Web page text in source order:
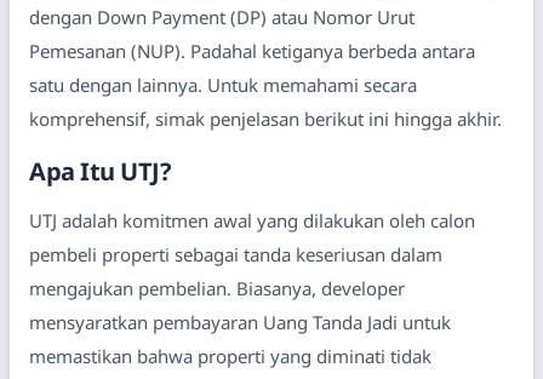
dengan Down Payment (DP) atau Nomor Urut
Pemesanan (NUP). Padahal ketiganya berbeda antara
satu dengan lainnya. Untuk memahami secara
komprehensif, simak penjelasan berikut ini hingga akhir.
Apa Itu UTJ?
UTJ adalah komitmen awal yang dilakukan oleh calon
pembeli properti sebagai tanda keseriusan dalam
mengajukan pembelian. Biasanya, developer
mensyaratkan pembayaran Uang Tanda Jadi untuk
memastikan bahwa properti yang diminati tidak